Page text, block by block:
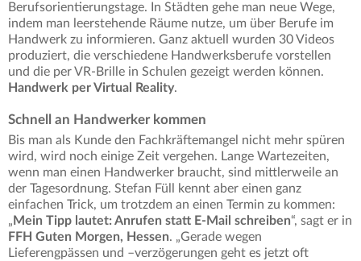
Berufsorientierungstage. In Städten gehe man neue Wege,
indem man leerstehende Räume nutze, um über Berufe im
Handwerk zu informieren. Ganz aktuell wurden 30 Videos
produziert, die verschiedene Handwerksberufe vorstellen
und die per VR-Brille in Schulen gezeigt werden können.
Handwerk per Virtual Reality.
Schnell an Handwerker kommen
Bis man als Kunde den Fachkräftemangel nicht mehr spüren
wird, wird noch einige Zeit vergehen. Lange Wartezeiten,
wenn man einen Handwerker braucht, sind mittlerweile an
der Tagesordnung. Stefan Füll kennt aber einen ganz
einfachen Trick, um trotzdem an einen Termin zu kommen:
„ Mein Tipp lautet: Anrufen statt E-Mail schreiben“, sagt er in
FFH Guten Morgen, Hessen. „Gerade wegen
Lieferengpässen und –verzögerungen geht es jetzt oft